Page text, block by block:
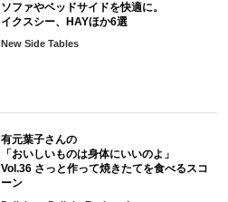
ソファやベッドサイドを快適に。
イクスシー、HAYほか6選
New Side Tables
有元葉子さんの
「おいしいものは身体にいいのよ」
Vol.36 さっと作って焼きたてを食べるスコ
ーン